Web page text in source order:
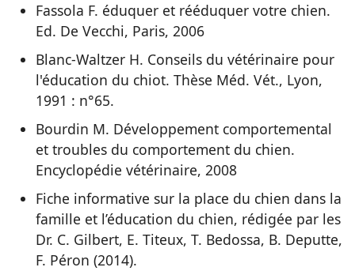
Fassola F. éduquer et rééduquer votre chien.
Ed. De Vecchi, Paris, 2006
Blanc-Waltzer H. Conseils du vétérinaire pour
l'éducation du chiot. Thèse Méd. Vét., Lyon,
1991 : n°65.
Bourdin M. Développement comportemental
et troubles du comportement du chien.
Encyclopédie vétérinaire, 2008
Fiche informative sur la place du chien dans la
famille et l’éducation du chien, rédigée par les
Dr. C. Gilbert, E. Titeux, T. Bedossa, B. Deputte,
F. Péron (2014).